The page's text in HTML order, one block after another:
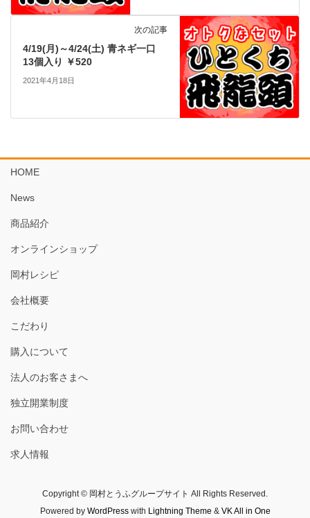
次の記事
4/19(月)～4/24(土) 青ネギ一口
13個入り ￥520
2021年4月18日
HOME
News
商品紹介
オンラインショップ
岡村レシピ
会社概要
こだわり
購入について
法人のお客さまへ
独立開業制度
お問い合わせ
求人情報
Copyright © 岡村とうふグループサイト All Rights Reserved.
Powered by WordPresswith Lightning Theme & VK All in One